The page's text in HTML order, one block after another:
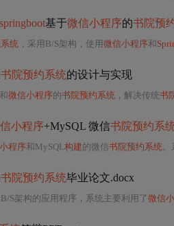
springboot基于微信小程序的书院预
统 ，采用B/S架构，使用微信小程序和
书院预约系统的设计与实现
和微信小程序的书院预约系统 ，解决传统书
小程序+MySQL 微信书院预约系
程序和MySQL构建的微信书院预约系统。
书院预约系统毕业论文.docx
S架构的应用程序，系统主要利用了微信